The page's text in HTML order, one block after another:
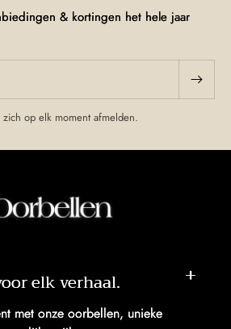
& kortingen het hele jaar
op elk moment afmelden.
elk verhaal.
met onze oorbellen, unieke